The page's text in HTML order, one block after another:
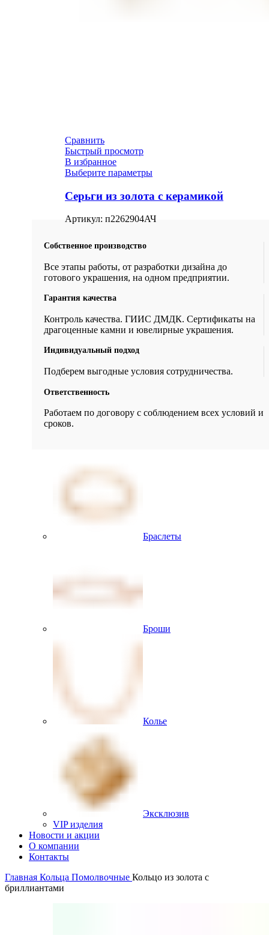
Сравнить
Быстрый просмотр
В избранное
Выберите параметры
Серьги из золота с керамикой
Артикул: п2262904АЧ
Собственное производство
Все этапы работы, от разработки дизайна до
готового украшения, на одном предприятии.
Гарантия качества
Контроль качества. ГИИС ДМДК. Сертификаты на
драгоценные камни и ювелирные украшения.
Индивидуальный подход
Подберем выгодные условия сотрудничества.
Ответственность
Работаем по договору с соблюдением всех условий и
сроков.
Браслеты
Броши
Колье
Эксклюзив
VIP изделия
Новости и акции
О компании
Контакты
Главная Кольца Помолвочные Кольцо из золота с
бриллиантами